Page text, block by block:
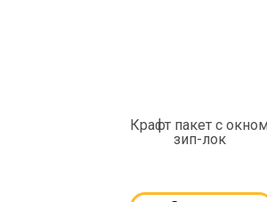
Крафт пакет с окном
зип-лок